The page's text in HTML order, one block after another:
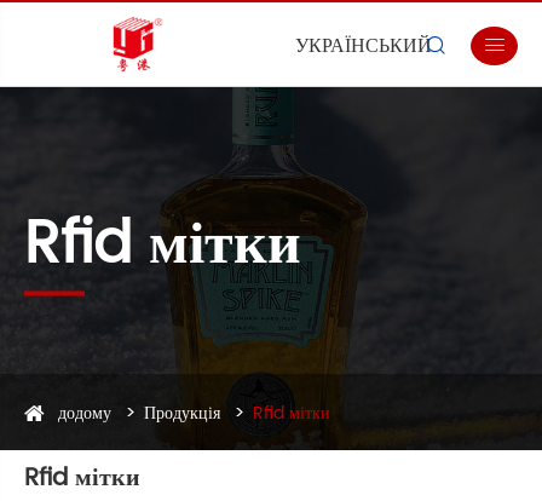
УКРАЇНСЬКИЙ 
Rfid мітки
додому Продукція Rfid мітки
Rfid мітки